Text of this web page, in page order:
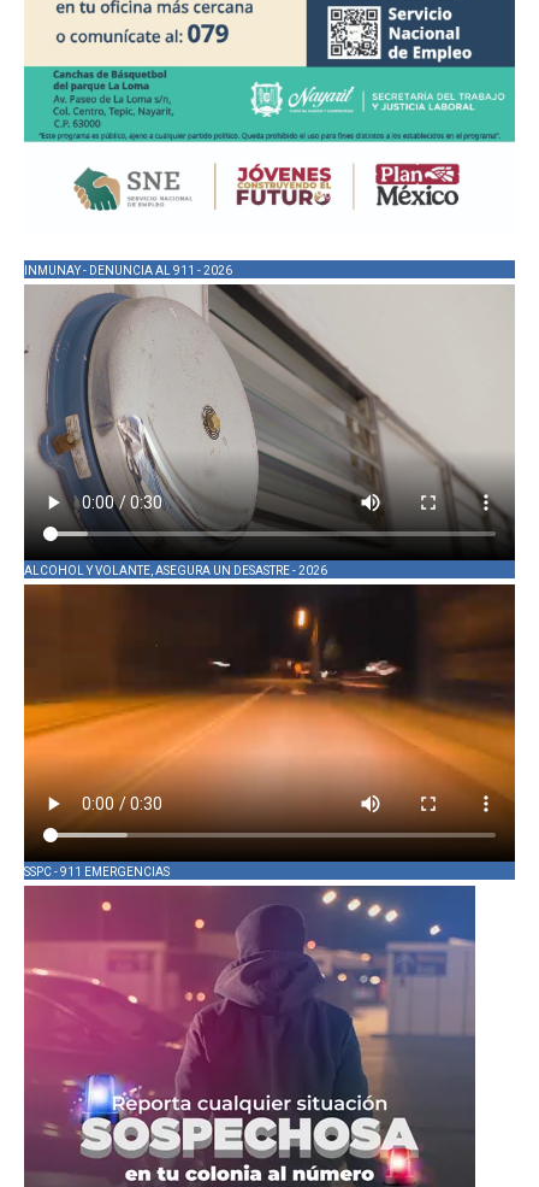
INMUNAY - DENUNCIA AL 911 - 2026
ALCOHOL Y VOLANTE, ASEGURA UN DESASTRE - 2026
SSPC - 911 EMERGENCIAS